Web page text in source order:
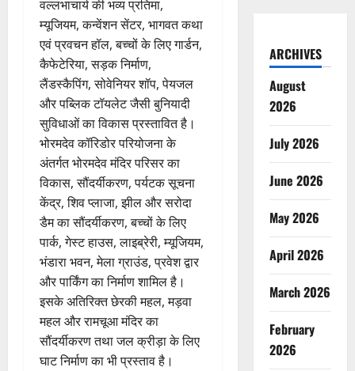
वल्लभाचार्य की भव्य प्रतिमा,
म्यूजियम, कन्वेंशन सेंटर, भागवत कथा
एवं प्रवचन हॉल, बच्चों के लिए गार्डन,
कैफेटेरिया, सड़क निर्माण,
लैंडस्कैपिंग, सोवेनियर शॉप, पेयजल
और पब्लिक टॉयलेट जैसी बुनियादी
सुविधाओं का विकास प्रस्तावित है।
भोरमदेव कॉरिडोर परियोजना के
अंतर्गत भोरमदेव मंदिर परिसर का
विकास, सौंदर्यीकरण, पर्यटक सूचना
केंद्र, शिव प्लाजा, झील और सरोदा
डैम का सौंदर्यीकरण, बच्चों के लिए
पार्क, गेस्ट हाउस, लाइब्रेरी, म्यूजियम,
भंडारा भवन, मेला ग्राउंड, प्रवेश द्वार
और पार्किंग का निर्माण शामिल है।
इसके अतिरिक्त छेरकी महल, मड़वा
महल और रामचूआ मंदिर का
सौंदर्यीकरण तथा जल क्रीड़ा के लिए
घाट निर्माण का भी प्रस्ताव है।
ARCHIVES
August
2026
July 2026
June 2026
May 2026
April 2026
March 2026
February
2026